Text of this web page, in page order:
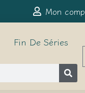
Mon
Fin De Séries